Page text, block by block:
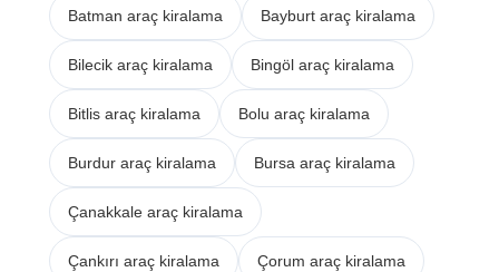
Batman araç kiralama Bayburt araç kiralama
Bilecik araç kiralama Bingöl araç kiralama
Bitlis araç kiralama Bolu araç kiralama
Burdur araç kiralama Bursa araç kiralama
Çanakkale araç kiralama
Çankırı araç kiralama Çorum araç kiralama